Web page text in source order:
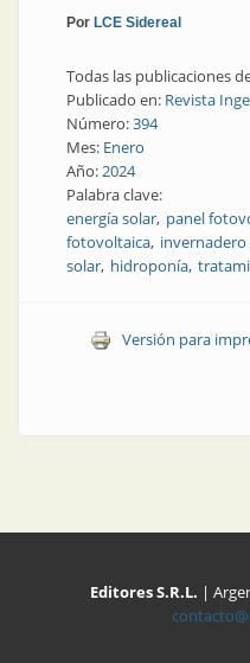
Por LCE Sidereal
Todas las publicaciones
Publicado en: Revista
Número:394
Mes: Enero
Año:2024
Palabra clave:
energía solar panel
fotovoltaica invernadero
solar hidroponía
Versión para
Editores S.R.L. |